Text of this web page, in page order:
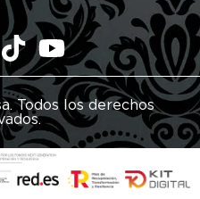
Todos los derechos